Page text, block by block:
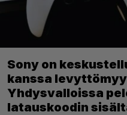
Sony on
kanssa
Yhdysvalloissa
latauskoodin